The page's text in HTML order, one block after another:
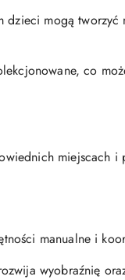
mogą tworzyć
co
miejscach i
manualne i
wyobraźnię